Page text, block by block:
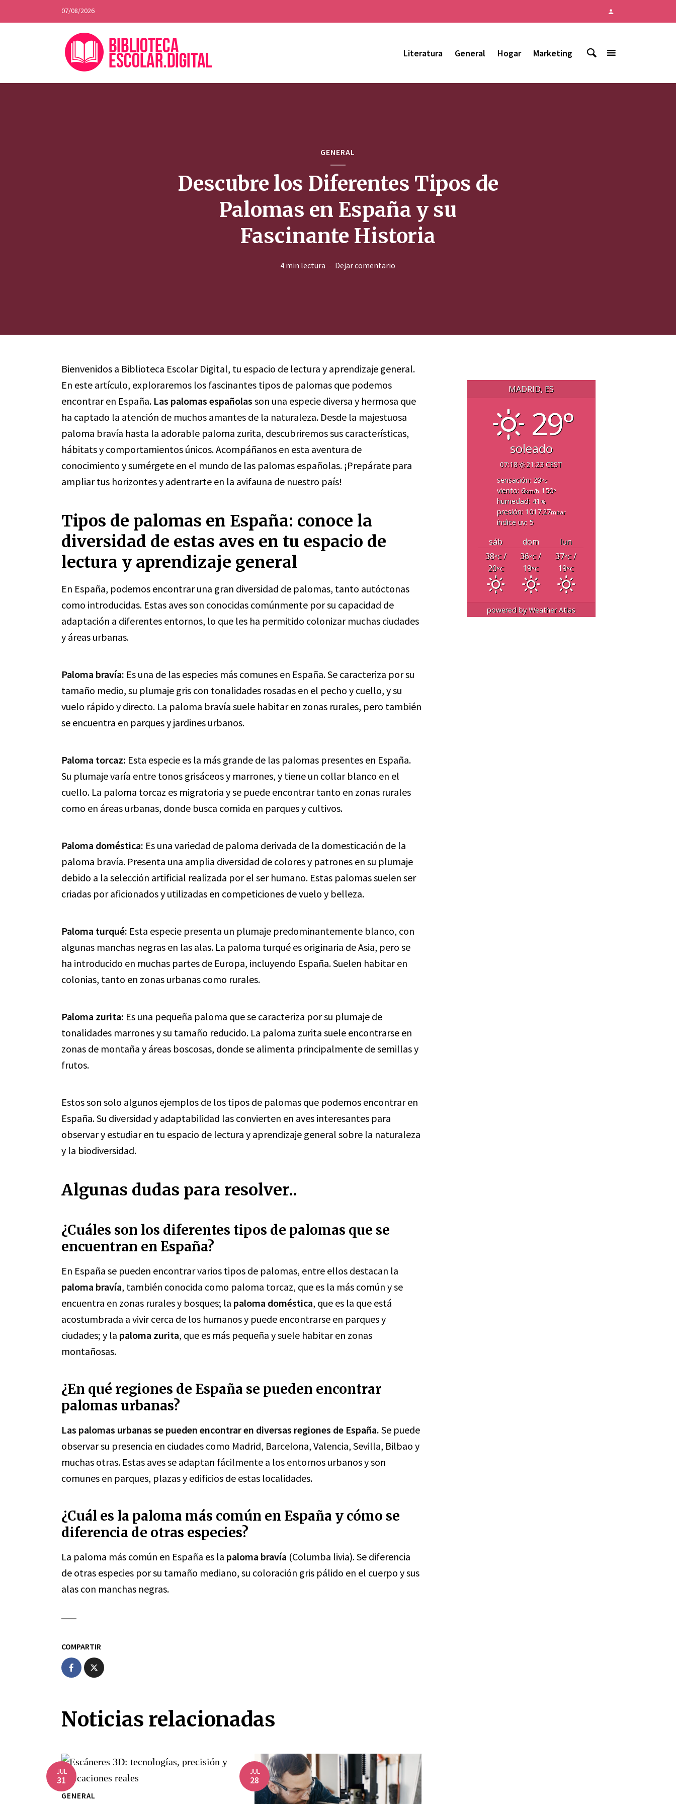
07/08/2026
Literatura General Hogar Marketing
GENERAL
Descubre los Diferentes Tipos de
Palomas en España y su
Fascinante Historia
4 min lectura Dejar comentario
Bienvenidos a Biblioteca Escolar Digital, tu espacio de lectura y aprendizaje general.
En este artículo, exploraremos los fascinantes tipos de palomas que podemos
encontrar en España. Las palomas españolas son una especie diversa y hermosa que
ha captado la atención de muchos amantes de la naturaleza. Desde la majestuosa
paloma bravía hasta la adorable paloma zurita, descubriremos sus características,
hábitats y comportamientos únicos. Acompáñanos en esta aventura de
conocimiento y sumérgete en el mundo de las palomas españolas. ¡Prepárate para
ampliar tus horizontes y adentrarte en la avifauna de nuestro país!
Tipos de palomas en España: conoce la
diversidad de estas aves en tu espacio de
lectura y aprendizaje general
En España, podemos encontrar una gran diversidad de palomas, tanto autóctonas
como introducidas. Estas aves son conocidas comúnmente por su capacidad de
adaptación a diferentes entornos, lo que les ha permitido colonizar muchas ciudades
y áreas urbanas.
Paloma bravía: Es una de las especies más comunes en España. Se caracteriza por su
tamaño medio, su plumaje gris con tonalidades rosadas en el pecho y cuello, y su
vuelo rápido y directo. La paloma bravía suele habitar en zonas rurales, pero también
se encuentra en parques y jardines urbanos.
Paloma torcaz: Esta especie es la más grande de las palomas presentes en España.
Su plumaje varía entre tonos grisáceos y marrones, y tiene un collar blanco en el
cuello. La paloma torcaz es migratoria y se puede encontrar tanto en zonas rurales
como en áreas urbanas, donde busca comida en parques y cultivos.
Paloma doméstica: Es una variedad de paloma derivada de la domesticación de la
paloma bravía. Presenta una amplia diversidad de colores y patrones en su plumaje
debido a la selección artificial realizada por el ser humano. Estas palomas suelen ser
criadas por aficionados y utilizadas en competiciones de vuelo y belleza.
Paloma turqué: Esta especie presenta un plumaje predominantemente blanco, con
algunas manchas negras en las alas. La paloma turqué es originaria de Asia, pero se
ha introducido en muchas partes de Europa, incluyendo España. Suelen habitar en
colonias, tanto en zonas urbanas como rurales.
Paloma zurita: Es una pequeña paloma que se caracteriza por su plumaje de
tonalidades marrones y su tamaño reducido. La paloma zurita suele encontrarse en
zonas de montaña y áreas boscosas, donde se alimenta principalmente de semillas y
frutos.
Estos son solo algunos ejemplos de los tipos de palomas que podemos encontrar en
España. Su diversidad y adaptabilidad las convierten en aves interesantes para
observar y estudiar en tu espacio de lectura y aprendizaje general sobre la naturaleza
y la biodiversidad.
Algunas dudas para resolver..
¿Cuáles son los diferentes tipos de palomas que se
encuentran en España?
En España se pueden encontrar varios tipos de palomas, entre ellos destacan la
paloma bravía, también conocida como paloma torcaz, que es la más común y se
encuentra en zonas rurales y bosques; la paloma doméstica, que es la que está
acostumbrada a vivir cerca de los humanos y puede encontrarse en parques y
ciudades; y la paloma zurita, que es más pequeña y suele habitar en zonas
montañosas.
¿En qué regiones de España se pueden encontrar
palomas urbanas?
Las palomas urbanas se pueden encontrar en diversas regiones de España. Se puede
observar su presencia en ciudades como Madrid, Barcelona, Valencia, Sevilla, Bilbao y
muchas otras. Estas aves se adaptan fácilmente a los entornos urbanos y son
comunes en parques, plazas y edificios de estas localidades.
¿Cuál es la paloma más común en España y cómo se
diferencia de otras especies?
La paloma más común en España es la paloma bravía (Columba livia). Se diferencia
de otras especies por su tamaño mediano, su coloración gris pálido en el cuerpo y sus
alas con manchas negras.
COMPARTIR
Noticias relacionadas
JUL
31
GENERAL
JUL
28
MADRID, ES
29°
soleado
07:18
21:23 CEST
sensación: 29°c
viento: 6km/h150°
humedad: 41 %
presión: 1017.27mbar
índice uv: 5
sáb dom
lun
38°C/
20°C
36°C/
19°C
37°C/
19°C
powered byWeather Atlas